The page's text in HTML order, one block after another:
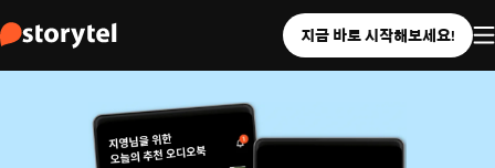
지금 바로 시작해보세요!